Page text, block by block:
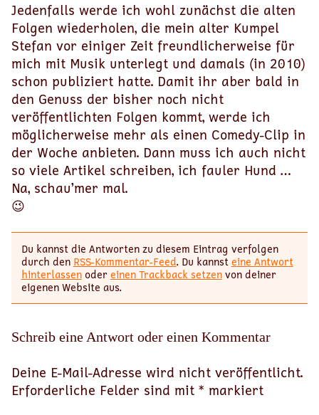
Jedenfalls werde ich wohl zunächst die alten
Folgen wiederholen, die mein alter Kumpel
Stefan vor einiger Zeit freundlicherweise für
mich mit Musik unterlegt und damals (in 2010)
schon publiziert hatte. Damit ihr aber bald in
den Genuss der bisher noch nicht
veröffentlichten Folgen kommt, werde ich
möglicherweise mehr als einen Comedy-Clip in
der Woche anbieten. Dann muss ich auch nicht
so viele Artikel schreiben, ich fauler Hund …
Na, schau’mer mal.
😉
Du kannst die Antworten zu diesem Eintrag verfolgen
durch den RSS-Kommentar-Feed. Du kannsteine Antwort
hinterlassenodereinen Trackback setzenvon deiner
eigenen Website aus.
Schreib eine Antwort oder einen Kommentar
Deine E-Mail-Adresse wird nicht veröffentlicht.
Erforderliche Felder sind mit * markiert